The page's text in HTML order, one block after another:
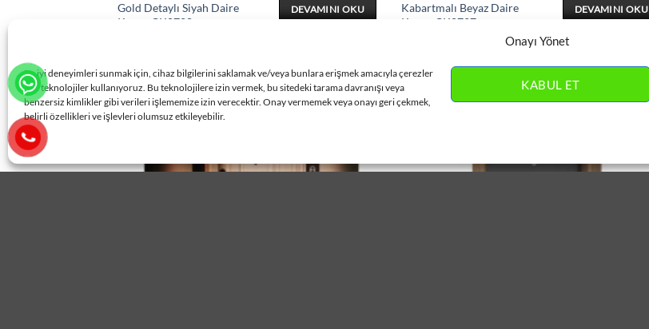
Onayı Yönet
En iyi deneyimleri sunmak için, cihaz bilgilerini saklamak ve/veya bunlara erişmek amacıyla çerezler
gibi teknolojiler kullanıyoruz. Bu teknolojilere izin vermek, bu sitedeki tarama davranışı veya
benzersiz kimlikler gibi verileri işlememize izin verecektir. Onay vermemek veya onayı geri çekmek,
belirli özellikleri ve işlevleri olumsuz etkileyebilir.
KABUL ET
Gold Detaylı Siyah Daire
Kapısı ÇK0728
DEVAMINI OKU
Kabartmalı Beyaz Daire
Kapısı ÇK0727
DEVAMINI OKU